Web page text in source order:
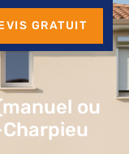
GRATUIT
ou